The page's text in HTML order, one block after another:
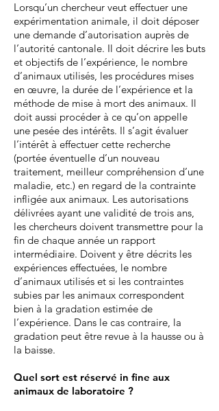
Lorsqu’un chercheur veut effectuer une
expérimentation animale, il doit déposer
une demande d’autorisation auprès de
l’autorité cantonale. Il doit décrire les buts
et objectifs de l’expérience, le nombre
d’animaux utilisés, les procédures mises
en œuvre, la durée de l’expérience et la
méthode de mise à mort des animaux. Il
doit aussi procéder à ce qu’on appelle
une pesée des intérêts. Il s’agit évaluer
l’intérêt à effectuer cette recherche
(portée éventuelle d’un nouveau
traitement, meilleur compréhension d’une
maladie, etc.) en regard de la contrainte
infligée aux animaux. Les autorisations
délivrées ayant une validité de trois ans,
les chercheurs doivent transmettre pour la
fin de chaque année un rapport
intermédiaire. Doivent y être décrits les
expériences effectuées, le nombre
d’animaux utilisés et si les contraintes
subies par les animaux correspondent
bien à la gradation estimée de
l’expérience. Dans le cas contraire, la
gradation peut être revue à la hausse ou à
la baisse.
Quel sort est réservé in fine aux
animaux de laboratoire ?